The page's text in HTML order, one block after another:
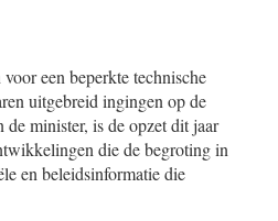
een beperkte technische
uitgebreid ingingen op de
minister, is de opzet dit jaar
die de begroting in
en beleidsinformatie die